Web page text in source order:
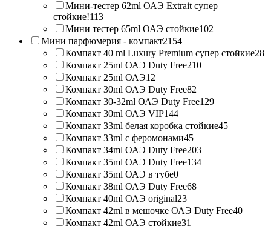
Мини-тестер 62ml ОАЭ Extrait супер
стойкие!113
Мини тестер 65ml ОАЭ стойкие102
Мини парфюмерия - компакт2154
Компакт 40 ml Luxury Premium супер стойкие28
Компакт 25ml ОАЭ Duty Free210
Компакт 25ml ОАЭ12
Компакт 30ml ОАЭ Duty Free82
Компакт 30-32ml ОАЭ Duty Free129
Компакт 30ml ОАЭ VIP144
Компакт 33ml белая коробка стойкие45
Компакт 33ml с феромонами45
Компакт 34ml ОАЭ Duty Free203
Компакт 35ml ОАЭ Duty Free134
Компакт 35ml ОАЭ в тубе0
Компакт 38ml ОАЭ Duty Free68
Компакт 40ml ОАЭ original23
Компакт 42ml в мешочке ОАЭ Duty Free40
Компакт 42ml ОАЭ стойкие31